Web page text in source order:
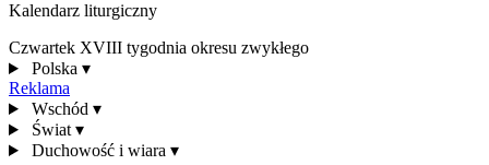
Kalendarz liturgiczny
Czwartek XVIII tygodnia okresu zwykłego
Polska ▾
Reklama
Wschód ▾
Świat ▾
Duchowość i wiara ▾